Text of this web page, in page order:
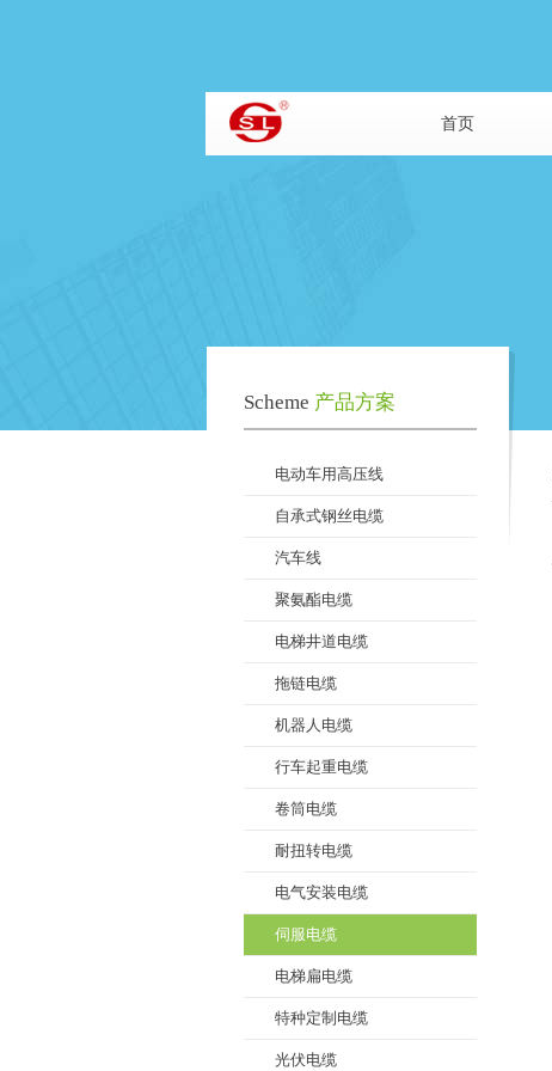
首页
Scheme 产品方案
电动车用高压线
自承式钢丝电缆
汽车线
聚氨酯电缆
电梯井道电缆
拖链电缆
机器人电缆
行车起重电缆
卷筒电缆
耐扭转电缆
电气安装电缆
伺服电缆
电梯扁电缆
特种定制电缆
光伏电缆